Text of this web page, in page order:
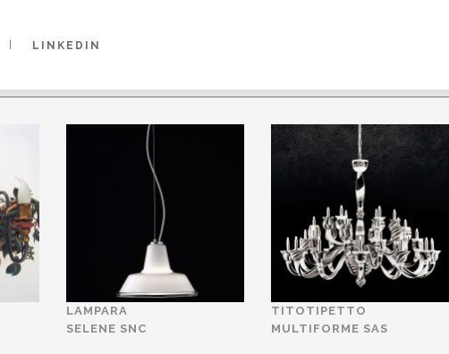
LINKEDIN2016
LAMPARA
SELENE SNC
TITOTIPETTO
MULTIFORME SAS